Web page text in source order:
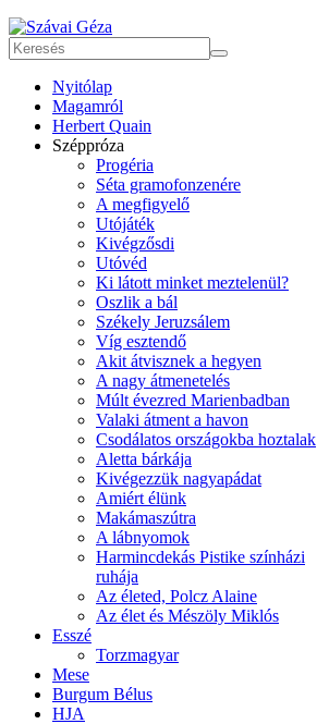
Nyitólap
Magamról
Herbert Quain
Széppróza
Progéria
Séta gramofonzenére
A megfigyelő
Utójáték
Kivégzősdi
Utóvéd
Ki látott minket meztelenül?
Oszlik a bál
Székely Jeruzsálem
Víg esztendő
Akit átvisznek a hegyen
A nagy átmenetelés
Múlt évezred Marienbadban
Valaki átment a havon
Csodálatos országokba hoztalak
Aletta bárkája
Kivégezzük nagyapádat
Amiért élünk
Makámaszútra
A lábnyomok
Harmincdekás Pistike színházi
ruhája
Az életed, Polcz Alaine
Az élet és Mészöly Miklós
Esszé
Torzmagyar
Mese
Burgum Bélus
HJA